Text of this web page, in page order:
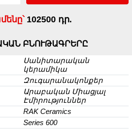
102500 դր.
ԲՆՈՒԹԱԳՐԵՐԸ
Սանիտարական
կերամիկա
Զուգարանակոնքեր
Արաբական Միացյալ
Էմիրություններ
RAK Ceramics
Series 600